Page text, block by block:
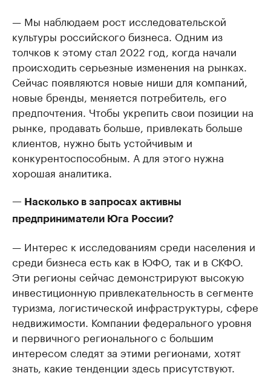
— Мы наблюдаем рост исследовательской
культуры российского бизнеса. Одним из
толчков к этому стал 2022 год, когда начали
происходить серьезные изменения на рынках.
Сейчас появляются новые ниши для компаний,
новые бренды, меняется потребитель, его
предпочтения. Чтобы укрепить свои позиции на
рынке, продавать больше, привлекать больше
клиентов, нужно быть устойчивым и
конкурентоспособным. А для этого нужна
хорошая аналитика.
— Насколько в запросах активны
предприниматели Юга России?
— Интерес к исследованиям среди населения и
среди бизнеса есть как в ЮФО, так и в СКФО.
Эти регионы сейчас демонстрируют высокую
инвестиционную привлекательность в сегменте
туризма, логистической инфраструктуры, сфере
недвижимости. Компании федерального уровня
и первичного регионального с большим
интересом следят за этими регионами, хотят
знать, какие тенденции здесь присутствуют.